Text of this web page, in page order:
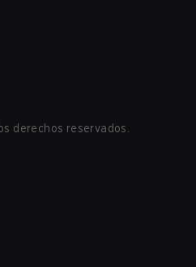
derechos reservados.